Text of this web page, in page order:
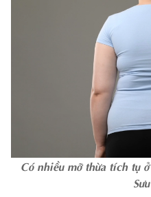
Có nhiều mỡ thừa tích tụ